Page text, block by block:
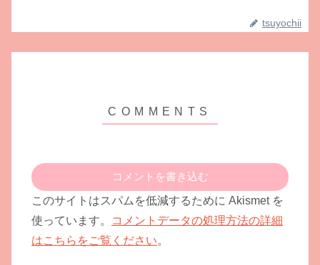
tsuyochii
コメントを書き込む
このサイトはスパムを低減するために Akismet を
使っています。
コメントデータの処理方法の詳細
はこちらをご覧ください。